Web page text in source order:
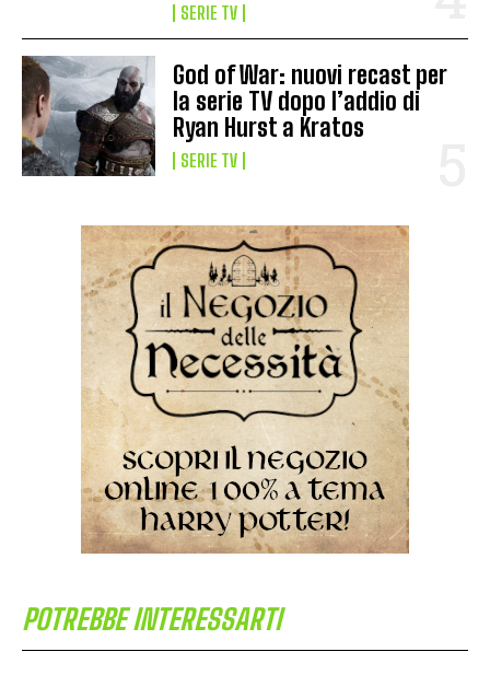
SERIE TV
God of War: nuovi recast per
la serie TV dopo l’addio di
Ryan Hurst a Kratos
SERIE TV
POTREBBE INTERESSARTI